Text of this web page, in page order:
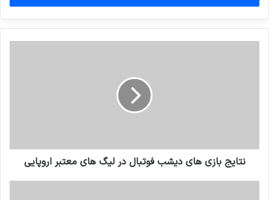
وارد
کنید
نتایج بازی های دیشب فوتبال در لیگ های معتبر اروپایی